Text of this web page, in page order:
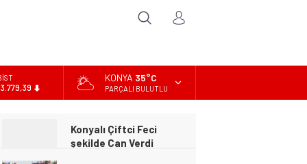
KONYA 35°C
PARÇALI BULUTLU
Konya’da araçta
oksijen tüpünün